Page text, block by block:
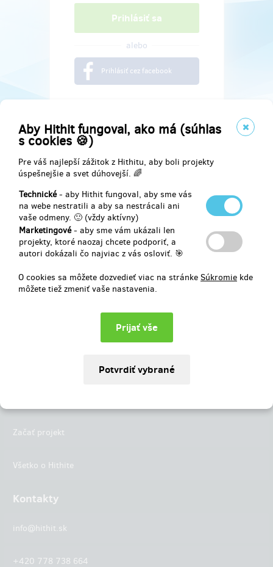
Aby Hithit fungoval, ako má (súhlas
s cookies 🍪)
Pre váš najlepší zážitok z Hithitu, aby boli projekty
úspešnejšie a svet dúhovejší. 🌈
Technické- aby Hithit fungoval, aby sme vás
na webe nestratili a aby sa nestrácali ani
vaše odmeny. 🙂 (vždy aktívny)
Marketingové- aby sme vám ukázali len
projekty, ktoré naozaj chcete podporiť, a
autori dokázali čo najviac z vás osloviť. 🎯
O cookies sa môžete dozvedieť viac na stránke Súkromie kde
môžete tiež zmeniť vaše nastavenia.
alebo
Prihlásiť cez facebook
Najdete nás na
Začať projekt
Všetko o Hithite
Kontakty
info@hithit.sk
+420 778 738 664